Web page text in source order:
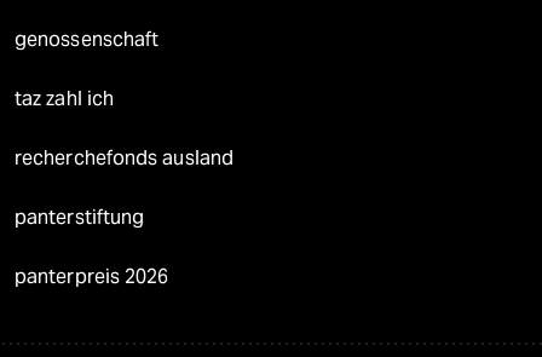
genossenschaft
taz zahl ich
recherchefonds ausland
panterstiftung
panterpreis 2026